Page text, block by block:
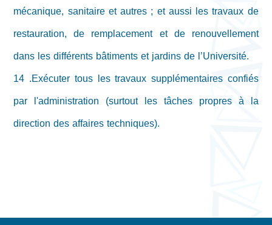
mécanique, sanitaire et autres ; et aussi les travaux de
restauration, de remplacement et de renouvellement
dans les différents bâtiments et jardins de l’Université.
14 .Exécuter tous les travaux supplémentaires confiés
par l'administration (surtout les tâches propres à la
direction des affaires techniques).